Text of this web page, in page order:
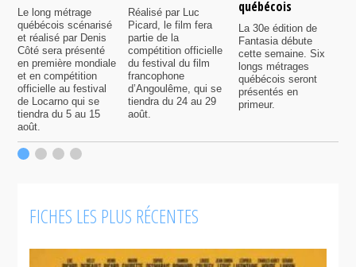
Le long métrage
québécois scénarisé
et réalisé par Denis
Côté sera présenté
en première mondiale
et en compétition
officielle au festival
de Locarno qui se
tiendra du 5 au 15
août.
Réalisé par Luc
Picard, le film fera
partie de la
compétition officielle
du festival du film
francophone
d’Angoulême, qui se
tiendra du 24 au 29
août.
québécois
La 30e édition de
Fantasia débute
cette semaine. Six
longs métrages
québécois seront
présentés en
primeur.
FICHES LES PLUS RÉCENTES